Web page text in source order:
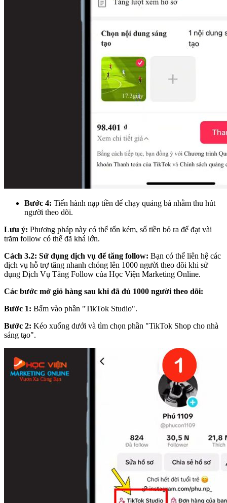
Bước 4: Tiến hành nạp tiền để chạy quảng bá nhằm thu hút
người theo dõi.
Lưu ý: Phương pháp này có thể tốn kém, số tiền bỏ ra để đạt vài
trăm follow có thể đã khá lớn.
Cách 3.2: Sử dụng dịch vụ để tăng follow: Bạn có thể liên hệ các
dịch vụ hỗ trợ tăng nhanh chóng lên 1000 người theo dõi khi sử
dụng Dịch Vụ Tăng Follow của Học Viện Marketing Online.
Các bước mở giỏ hàng sau khi đã đủ 1000 người theo dõi:
Bước 1: Bấm vào phần "TikTok Studio".
Bước 2: Kéo xuống dưới và tìm chọn phần "TikTok Shop cho nhà
sáng tạo".